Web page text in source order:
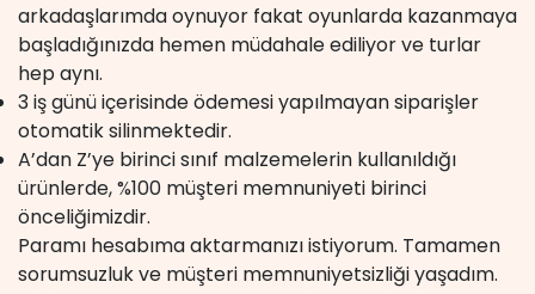
arkadaşlarımda oynuyor fakat oyunlarda kazanmaya
başladığınızda hemen müdahale ediliyor ve turlar
hep aynı.
3 iş günü içerisinde ödemesi yapılmayan siparişler
otomatik silinmektedir.
A’dan Z’ye birinci sınıf malzemelerin kullanıldığı
ürünlerde, %100 müşteri memnuniyeti birinci
önceliğimizdir.
Paramı hesabıma aktarmanızı istiyorum. Tamamen
sorumsuzluk ve müşteri memnuniyetsizliği yaşadım.